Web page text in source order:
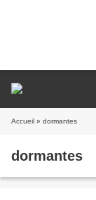
Accueil » dormantes
dormantes